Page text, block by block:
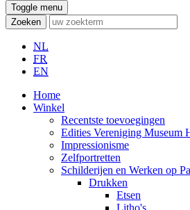
Toggle menu
Zoeken
NL
FR
EN
Home
Winkel
Recentste toevoegingen
Edities Vereniging Museum
Impressionisme
Zelfportretten
Schilderijen en Werken op
Drukken
Etsen
Litho's